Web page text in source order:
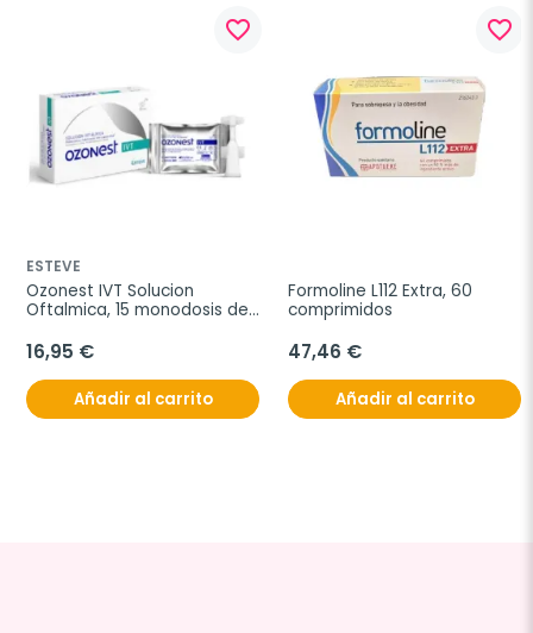
favorite_border
ESTEVE
Ozonest IVT Solucion
Oftalmica, 15 monodosis de
16,95 €
Añadir al carrito
favorite_border
Formoline L112 Extra, 60
comprimidos
47,46 €
Añadir al carrito